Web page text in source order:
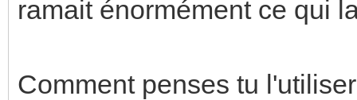
ramait énormément ce qui
Comment penses tu